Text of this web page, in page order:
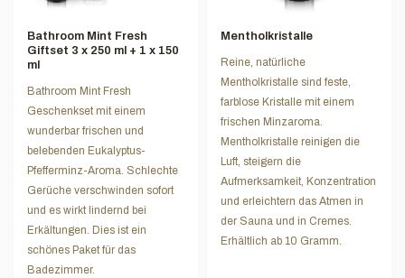
Bathroom Mint Fresh
Giftset 3 x 250 ml + 1 x 150
ml
Bathroom Mint Fresh
Geschenkset mit einem
wunderbar frischen und
belebenden Eukalyptus-
Pfefferminz-Aroma. Schlechte
Gerüche verschwinden sofort
und es wirkt lindernd bei
Erkältungen. Dies ist ein
schönes Paket für das
Badezimmer.
Mentholkristalle
Reine, natürliche
Mentholkristalle sind feste,
farblose Kristalle mit einem
frischen Minzaroma.
Mentholkristalle reinigen die
Luft, steigern die
Aufmerksamkeit, Konzentration
und erleichtern das Atmen in
der Sauna und in Cremes.
Erhältlich ab 10 Gramm.